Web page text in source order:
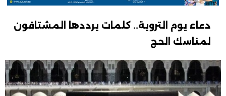
دعاء يوم التروية.. كلمات يرددها المشتاقون
لمناسك الحج